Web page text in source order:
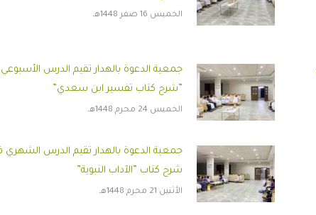
الخميس 16 صفر 1448هـ
جمعية الدعوة بالهدار تقيم الدرس
”شرح كتاب تفسير ابن سعدي”
الخميس 24 محرم 1448هـ
جمعية الدعوة بالهدار تقيم الدرس الشهري
شرح كتاب ”الآداب النبوية”
الأثنين 21 محرم 1448هـ